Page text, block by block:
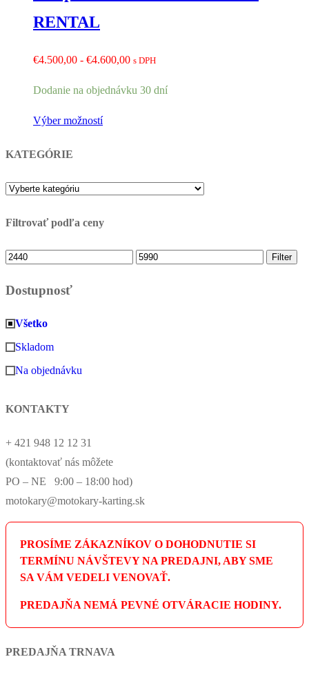
RENTAL
€4.500,00 - €4.600,00Rozpětí
€4.500,00
s DPH
Dodanie na objednávku 30 dní
Výber možností
KATEGÓRIE
Filtrovať podľa ceny
Minimálna
Maximálna
Filter
Dostupnosť
Všetko
Skladom
Na objednávku
KONTAKTY
+ 421 948 12 12 31
(kontaktovať nás môžete
PO – NE 9:00 – 18:00 hod)
motokary@motokary-karting.sk
PROSÍME ZÁKAZNÍKOV O DOHODNUTIE SI
TERMÍNU NÁVŠTEVY NA PREDAJNI, ABY SME
SA VÁM VEDELI VENOVAŤ.
PREDAJŇA NEMÁ PEVNÉ OTVÁRACIE HODINY.
PREDAJŇA TRNAVA